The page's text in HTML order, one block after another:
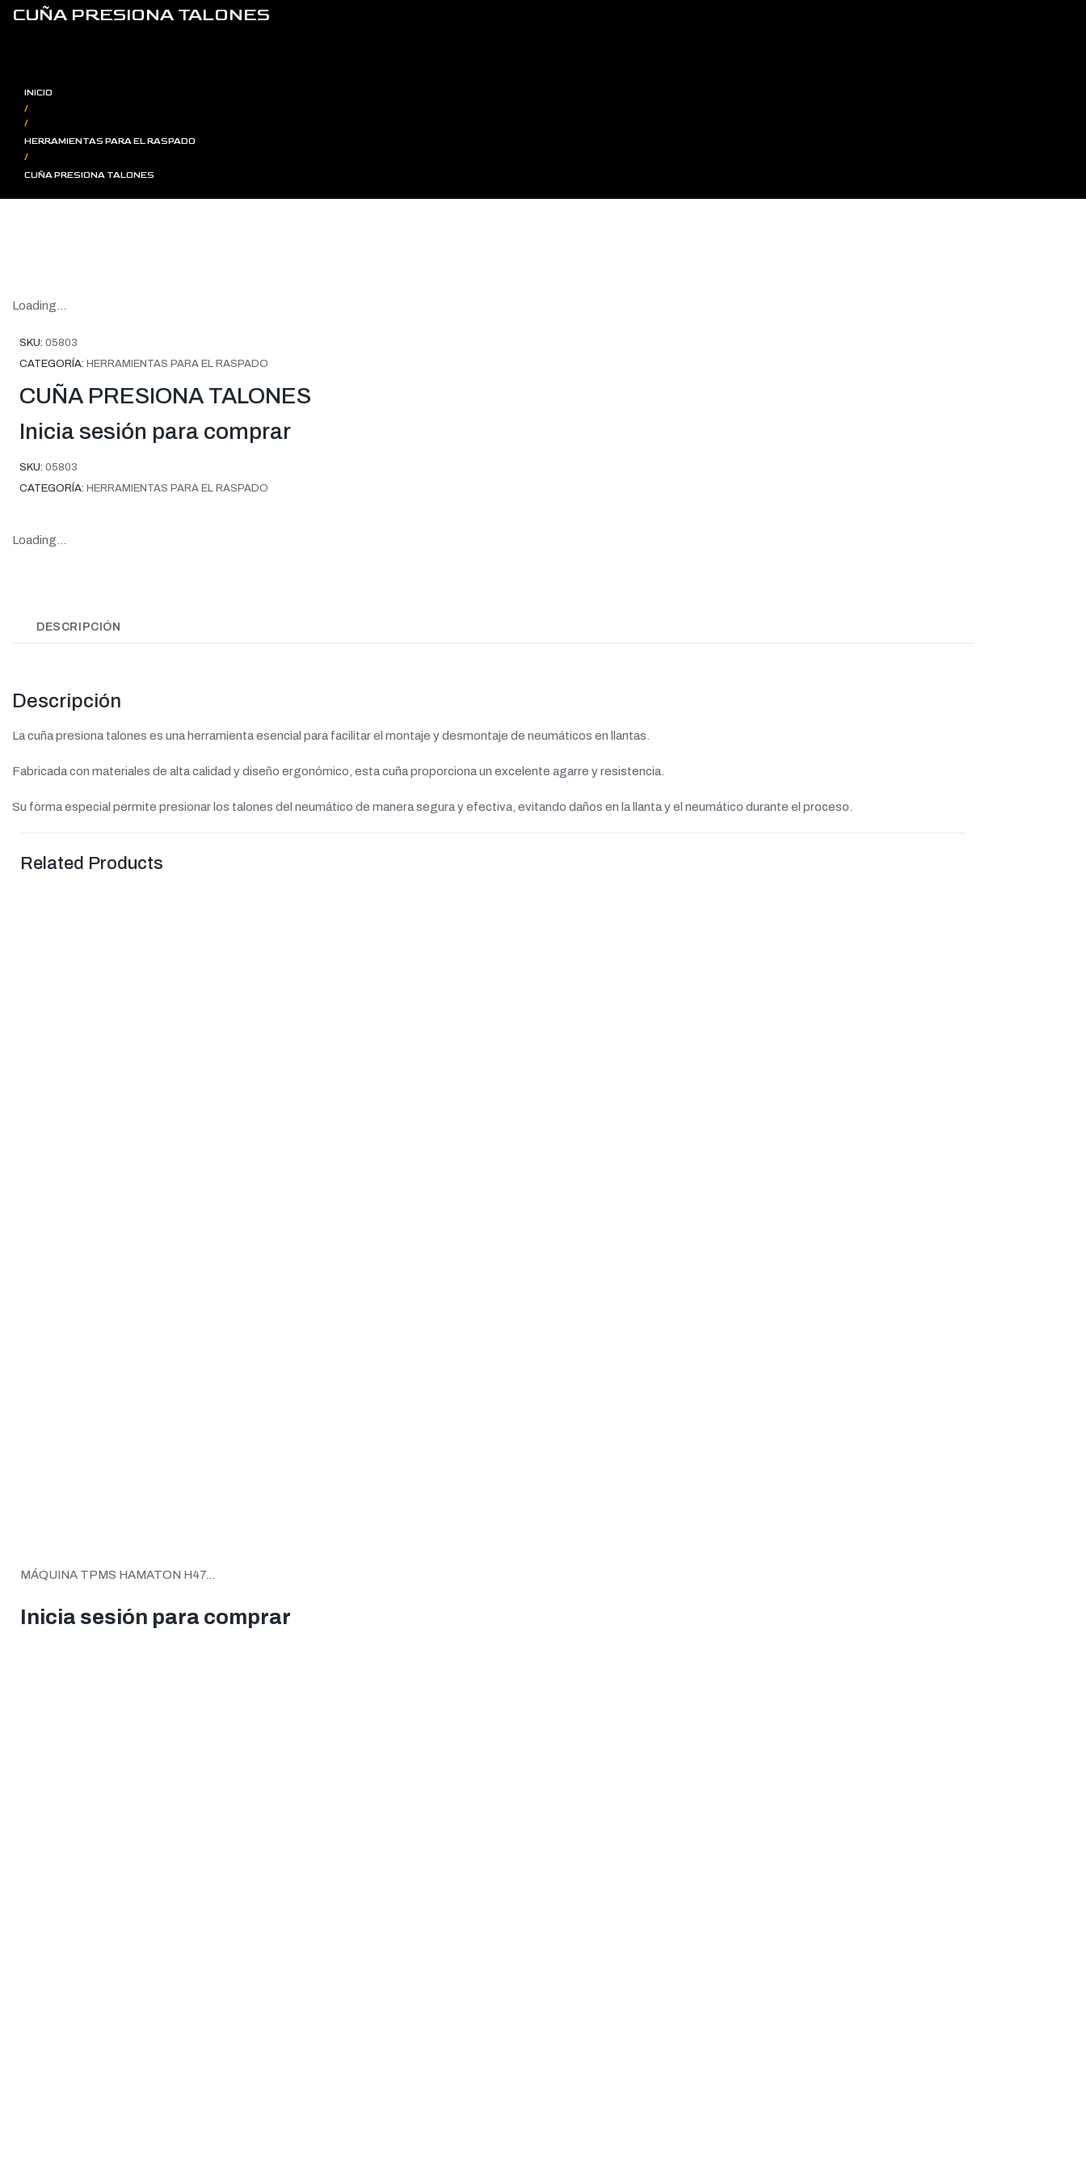
CUÑA PRESIONA TALONES
INICIO
/
/
HERRAMIENTAS PARA EL RASPADO
/
CUÑA PRESIONA TALONES
Loading...
SKU: 05803
CATEGORÍA: HERRAMIENTAS PARA EL RASPADO
CUÑA PRESIONA TALONES
Inicia sesión para comprar
SKU: 05803
CATEGORÍA: HERRAMIENTAS PARA EL RASPADO
Loading...
DESCRIPCIÓN
Descripción
La cuña presiona talones es una herramienta esencial para facilitar el montaje y desmontaje de neumáticos en llantas.
Fabricada con materiales de alta calidad y diseño ergonómico, esta cuña proporciona un excelente agarre y resistencia.
Su forma especial permite presionar los talones del neumático de manera segura y efectiva, evitando daños en la llanta y el neumático durante el proceso.
Related Products
MÁQUINA TPMS HAMATON H47...
Inicia sesión para comprar